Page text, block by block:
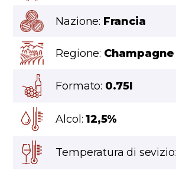
Nazione: Francia
Regione: Champagne
Formato: 0.75l
Alcol:12,5%
Temperatura di sevizio: